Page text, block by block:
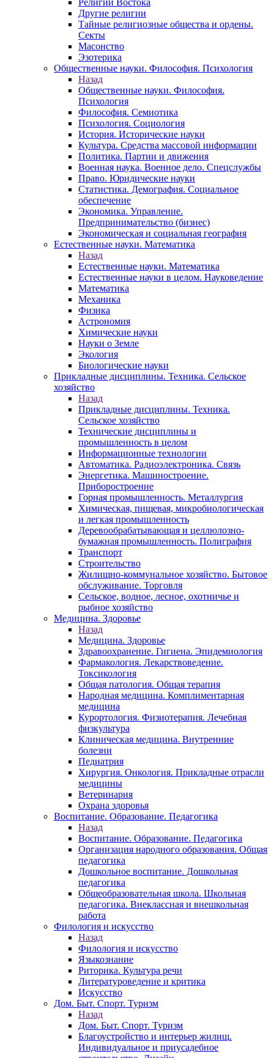
Религии Востока
Другие религии
Тайные религиозные общества и ордены.
Секты
Масонство
Эзотерика
Общественные науки. Философия. Психология
Назад
Общественные науки. Философия.
Психология
Философия. Семиотика
Психология. Социология
История. Исторические науки
Культура. Средства массовой информации
Политика. Партии и движения
Военная наука. Военное дело. Спецслужбы
Право. Юридические науки
Статистика. Демография. Социальное
обеспечение
Экономика. Управление.
Предпринимательство (бизнес)
Экономическая и социальная география
Естественные науки. Математика
Назад
Естественные науки. Математика
Естественные науки в целом. Науковедение
Математика
Механика
Физика
Астрономия
Химические науки
Науки о Земле
Экология
Биологические науки
Прикладные дисциплины. Техника. Сельское
хозяйство
Назад
Прикладные дисциплины. Техника.
Сельское хозяйство
Технические дисциплины и
промышленность в целом
Информационные технологии
Автоматика. Радиоэлектроника. Связь
Энергетика. Машиностроение.
Приборостроение
Горная промышленность. Металлургия
Химическая, пищевая, микробиологическая
и легкая промышленность
Деревообрабатывающая и целлюлозно-
бумажная промышленность. Полиграфия
Транспорт
Строительство
Жилищно-коммунальное хозяйство. Бытовое
обслуживание. Торговля
Сельское, водное, лесное, охотничье и
рыбное хозяйство
Медицина. Здоровье
Назад
Медицина. Здоровье
Здравоохранение. Гигиена. Эпидемиология
Фармакология. Лекарствоведение.
Токсикология
Общая патология. Общая терапия
Народная медицина. Комплиментарная
медицина
Курортология. Физиотерапия. Лечебная
физкультура
Клиническая медицина. Внутренние
болезни
Педиатрия
Хирургия. Онкология. Прикладные отрасли
медицины
Ветеринария
Охрана здоровья
Воспитание. Образование. Педагогика
Назад
Воспитание. Образование. Педагогика
Организация народного образования. Общая
педагогика
Дошкольное воспитание. Дошкольная
педагогика
Общеобразовательная школа. Школьная
педагогика. Внеклассная и внешкольная
работа
Филология и искусство
Назад
Филология и искусство
Языкознание
Риторика. Культура речи
Литературоведение и критика
Искусство
Дом. Быт. Спорт. Туризм
Назад
Дом. Быт. Спорт. Туризм
Благоустройство и интерьер жилищ.
Индивидуальное и приусадебное